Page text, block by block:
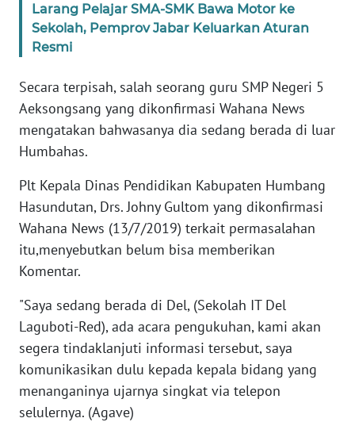
Larang Pelajar SMA-SMK Bawa Motor ke
Sekolah, Pemprov Jabar Keluarkan Aturan
Resmi
Secara terpisah, salah seorang guru SMP Negeri 5
Aeksongsang yang dikonfirmasi Wahana News
mengatakan bahwasanya dia sedang berada di luar
Humbahas.
Plt Kepala Dinas Pendidikan Kabupaten Humbang
Hasundutan, Drs. Johny Gultom yang dikonfirmasi
Wahana News (13/7/2019) terkait permasalahan
itu,menyebutkan belum bisa memberikan
Komentar.
"Saya sedang berada di Del, (Sekolah IT Del
Laguboti-Red), ada acara pengukuhan, kami akan
segera tindaklanjuti informasi tersebut, saya
komunikasikan dulu kepada kepala bidang yang
menanganinya ujarnya singkat via telepon
selulernya. (Agave)
WN
BANTEN
WN
NTT
WN
WN
PAPUA
WN
BARAT
WN
WN